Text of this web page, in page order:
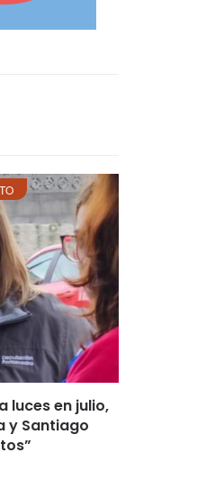
luces en julio,
y Santiago